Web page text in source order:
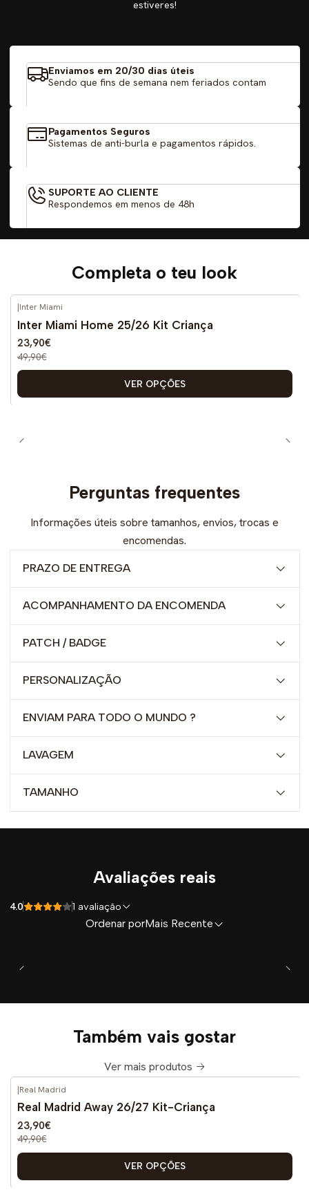
estiveres!
Enviamos em 20/30 dias úteis
Sendo que fins de semana nem feriados contam
Pagamentos Seguros
Sistemas de anti-burla e pagamentos rápidos.
SUPORTE AO CLIENTE
Respondemos em menos de 48h
Completa o teu look
DESCONTO
|Inter Miami
Inter Miami Home 25/26 Kit Criança
23,90€
49,90€
VER OPÇÕES
Perguntas frequentes
Informações úteis sobre tamanhos, envios, trocas e
encomendas.
PRAZO DE ENTREGA
ACOMPANHAMENTO DA ENCOMENDA
PATCH / BADGE
PERSONALIZAÇÃO
ENVIAM PARA TODO O MUNDO ?
LAVAGEM
TAMANHO
Avaliações reais
4.0 1 avaliação
Ordenar porMais Recente
Também vais gostar
Ver mais produtos
-52% DESCONTO
|Real Madrid
Real Madrid Away 26/27 Kit-Criança
23,90€
49,90€
VER OPÇÕES